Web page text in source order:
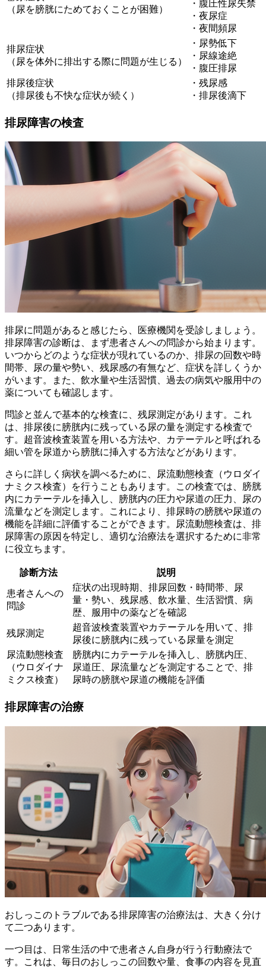
（尿を膀胱にためておくことが困難）
・腹圧性尿失禁
・夜尿症
・夜間頻尿
排尿症状
（尿を体外に排出する際に問題が生じる）
・尿勢低下
・尿線途絶
・腹圧排尿
排尿後症状
（排尿後も不快な症状が続く）
・残尿感
・排尿後滴下
排尿障害の検査
排尿に問題があると感じたら、医療機関を受診しましょう。
排尿障害の診断は、まず患者さんへの問診から始まります。
いつからどのような症状が現れているのか、排尿の回数や時
間帯、尿の量や勢い、残尿感の有無など、症状を詳しくうか
がいます。また、飲水量や生活習慣、過去の病気や服用中の
薬についても確認します。
問診と並んで基本的な検査に、 残尿測定があります。これ
は、排尿後に膀胱内に残っている尿の量を測定する検査で
す。超音波検査装置を用いる方法や、カテーテルと呼ばれる
細い管を尿道から膀胱に挿入する方法などがあります。
さらに詳しく病状を調べるために、
尿流動態検査（ウロダイ
ナミクス検査）
を行うこともあります。この検査では、膀胱
内にカテーテルを挿入し、膀胱内の圧力や尿道の圧力、尿の
流量などを測定します。これにより、排尿時の膀胱や尿道の
機能を詳細に評価することができます。尿流動態検査は、排
尿障害の原因を特定し、適切な治療法を選択するために非常
に役立ちます。
診断方法 説明
患者さんへの
問診
症状の出現時期、排尿回数・時間帯、尿
量・勢い、残尿感、飲水量、生活習慣、病
歴、服用中の薬などを確認
残尿測定
超音波検査装置やカテーテルを用いて、排
尿後に膀胱内に残っている尿量を測定
尿流動態検査
（ウロダイナ
ミクス検査）
膀胱内にカテーテルを挿入し、膀胱内圧、
尿道圧、尿流量などを測定することで、排
尿時の膀胱や尿道の機能を評価
排尿障害の治療
おしっこのトラブルである排尿障害の治療法は、大きく分け
て二つあります。
一つ目は、 日常生活の中で患者さん自身が行う行動療法で
す。これは、 毎日のおしっこの回数や量、食事の内容を見直